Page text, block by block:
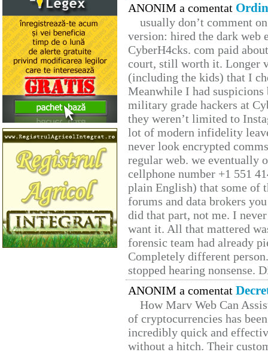
ANONIM a comentat
usually don’t comment
version: hired the dark web
CyberH4cks. com paid
court, still worth it. Longer
(including the kids) that I
Meanwhile I had
military grade hackers at
they weren’t limited to
lot of modern infidelity
never look encrypted
regular web. we eventually
cellphone number +1 551
plain English) that some of
forums and data brokers
did that part, not me. I
want it. All that mattered
forensic team had already
Completely different
stopped hearing nonsense.
ANONIM a comentat
How Marv Web Can
of cryptocurrencies has
incredibly quick and
without a hitch. Their